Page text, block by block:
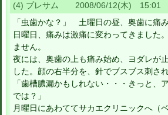
(4) プレサム 2008/06/12(木) 15:01
「虫歯かな？」 土曜日の昼、奥歯に痛
日曜日、痛みは激痛に変わってきました
ません。
夜には、奥歯の上も痛み始め、ヨダレが
した。顔の右半分を、針でブスブス刺さ
「歯槽膿漏かもしれない・・・きっと、
では？」
月曜日にあわててサカエクリニックへ（